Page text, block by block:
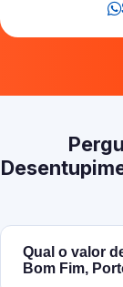
Qual o valor
Bom Fim,